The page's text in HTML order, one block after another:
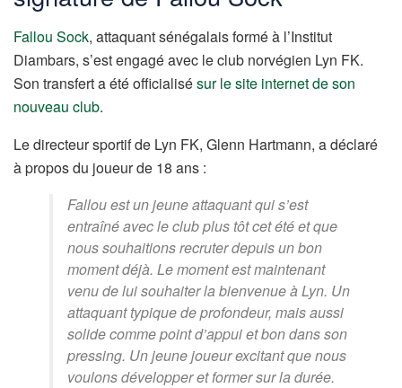
Fallou Sock, attaquant sénégalais formé à l’Institut
Diambars, s’est engagé avec le club norvégien Lyn FK.
Son transfert a été officialisésur le site internet de son
nouveau club.
Le directeur sportif de Lyn FK, Glenn Hartmann, a déclaré
à propos du joueur de 18 ans :
Fallou est un jeune attaquant qui s’est
entraîné avec le club plus tôt cet été et que
nous souhaitions recruter depuis un bon
moment déjà. Le moment est maintenant
venu de lui souhaiter la bienvenue à Lyn. Un
attaquant typique de profondeur, mais aussi
solide comme point d’appui et bon dans son
pressing. Un jeune joueur excitant que nous
voulons développer et former sur la durée.